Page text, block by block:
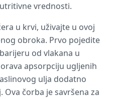
vrednosti.
u krvi, uživajte u ovoj
obroka. Prvo pojedite
od vlakana u
apsorpciju ugljenih
ulja dodatno
čorba je savršena za